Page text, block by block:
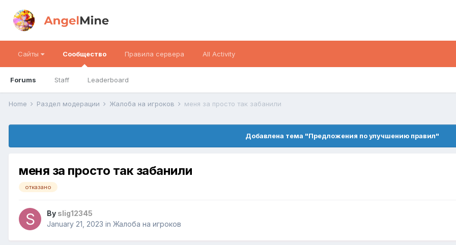
Сайты Сообщество
Forums Staff Leaderboard
Правила сервера All Activity
Home Раздел модерации Жалоба на игроков меня за просто так забанили
Добавлена тема "Предложения по улучшению правил"
меня за просто так забанили
отказано
By slig12345
January 21, 2023 in Жалоба на игроков